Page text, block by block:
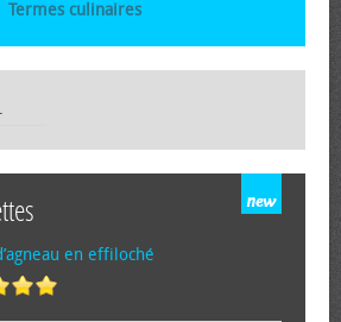
Termes culinaires
en effiloché